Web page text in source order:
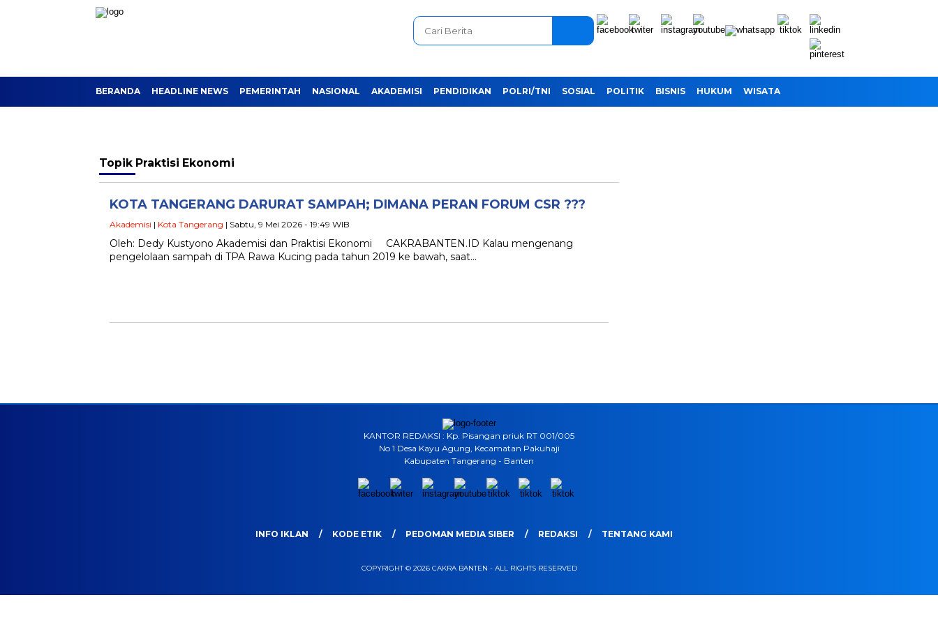
BERANDA HEADLINE NEWS PEMERINTAH NASIONAL AKADEMISI PENDIDIKAN POLRI/TNI SOSIAL POLITIK BISNIS HUKUM WISATA
Topik Praktisi Ekonomi
KOTA TANGERANG DARURAT SAMPAH; DIMANA PERAN FORUM CSR ???
Akademisi | Kota Tangerang | Sabtu, 9 Mei 2026 - 19:49 WIB
Oleh: Dedy Kustyono Akademisi dan Praktisi Ekonomi CAKRABANTEN.ID Kalau mengenang
pengelolaan sampah di TPA Rawa Kucing pada tahun 2019 ke bawah, saat…
KANTOR REDAKSI : Kp. Pisangan priuk RT 001/005
No 1 Desa Kayu Agung, Kecamatan Pakuhaji
Kabupaten Tangerang - Banten
INFO IKLAN KODE ETIK PEDOMAN MEDIA SIBER REDAKSI TENTANG KAMI
COPYRIGHT © 2026 CAKRA BANTEN - ALL RIGHTS RESERVED